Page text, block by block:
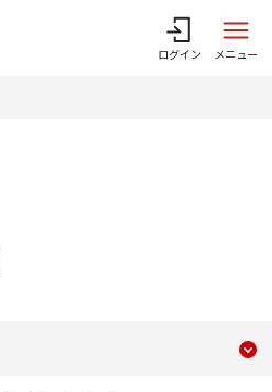
ログイン メニュー